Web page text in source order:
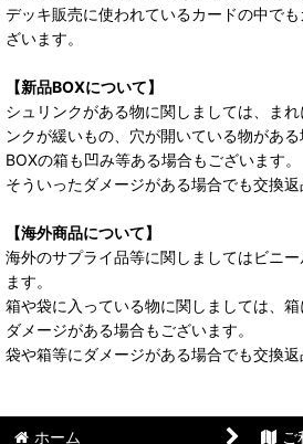
デッキ販売に使われているカードの中で
ざいます。
【新品BOXについて】
シュリンクがある物に関しましては、ま
ンクが緩いもの、穴が開いている物がある
BOXの箱も凹み等ある場合もございます。
そういったダメージがある場合でも交換返
【海外商品について】
海外のサプライ品等に関しましてはビニ
ます。
箱や袋に入っている物に関しましては、
ダメージがある場合もございます。
袋や箱等にダメージがある場合でも交換返
ホーム ご